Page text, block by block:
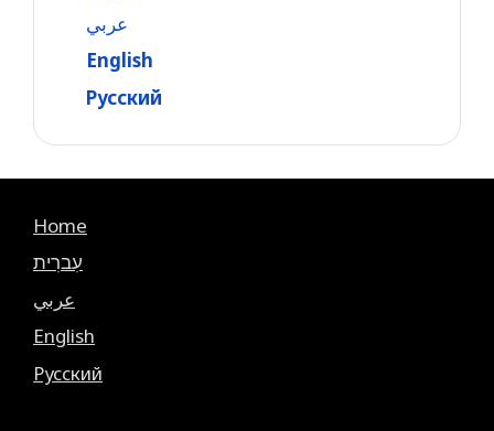
عربي
English
Русский
Home
עִברִית
عربي
English
Русский